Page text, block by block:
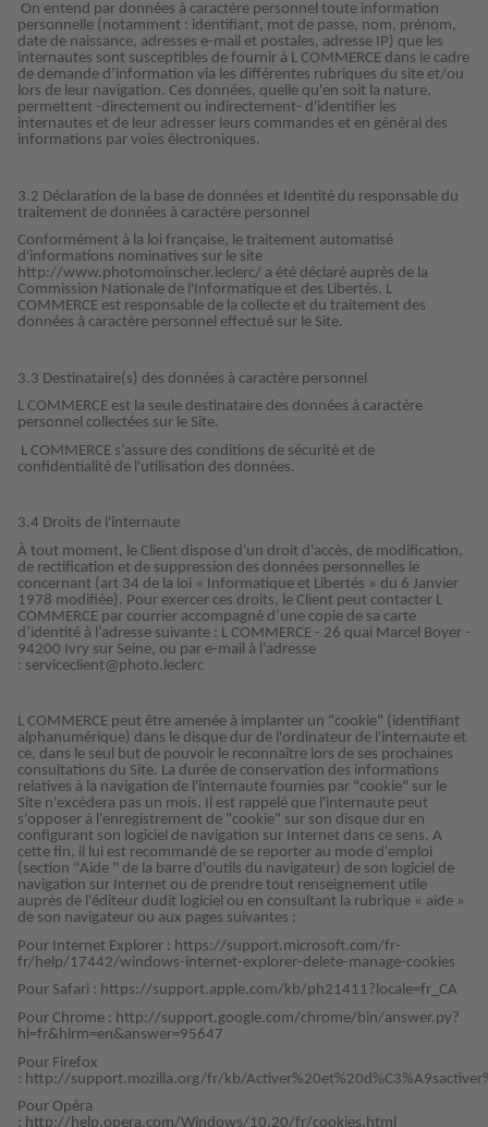
On entend par données à caractère personnel toute information
personnelle (notamment : identifiant, mot de passe, nom, prénom,
date de naissance, adresses e-mail et postales, adresse IP) que les
internautes sont susceptibles de fournir à L COMMERCE dans le cadre
de demande d’information via les différentes rubriques du site et/ou
lors de leur navigation. Ces données, quelle qu'en soit la nature,
permettent -directement ou indirectement- d'identifier les
internautes et de leur adresser leurs commandes et en général des
informations par voies électroniques.
3.2 Déclaration de la base de données et Identité du responsable du
traitement de données à caractère personnel
Conformément à la loi française, le traitement automatisé
d'informations nominatives sur le site
http://www.photomoinscher.leclerc/ a été déclaré auprès de la
Commission Nationale de l'Informatique et des Libertés. L
COMMERCE est responsable de la collecte et du traitement des
données à caractère personnel effectué sur le Site.
3.3 Destinataire(s) des données à caractère personnel
L COMMERCE est la seule destinataire des données à caractère
personnel collectées sur le Site.
L COMMERCE s’assure des conditions de sécurité et de
confidentialité de l'utilisation des données.
3.4 Droits de l'internaute
À tout moment, le Client dispose d'un droit d'accès, de modification,
de rectification et de suppression des données personnelles le
concernant (art 34 de la loi « Informatique et Libertés » du 6 Janvier
1978 modifiée). Pour exercer ces droits, le Client peut contacter L
COMMERCE par courrier accompagné d’une copie de sa carte
d’identité à l’adresse suivante : L COMMERCE - 26 quai Marcel Boyer -
94200 Ivry sur Seine, ou par e-mail à l’adresse
: serviceclient@photo.leclerc
L COMMERCE peut être amenée à implanter un "cookie" (identifiant
alphanumérique) dans le disque dur de l'ordinateur de l'internaute et
ce, dans le seul but de pouvoir le reconnaître lors de ses prochaines
consultations du Site. La durée de conservation des informations
relatives à la navigation de l'internaute fournies par "cookie" sur le
Site n'excèdera pas un mois. Il est rappelé que l'internaute peut
s'opposer à l'enregistrement de "cookie" sur son disque dur en
configurant son logiciel de navigation sur Internet dans ce sens. A
cette fin, il lui est recommandé de se reporter au mode d'emploi
(section "Aide " de la barre d'outils du navigateur) de son logiciel de
navigation sur Internet ou de prendre tout renseignement utile
auprès de l'éditeur dudit logiciel ou en consultant la rubrique « aide »
de son navigateur ou aux pages suivantes :
Pour Internet Explorer : https://support.microsoft.com/fr-
fr/help/17442/windows-internet-explorer-delete-manage-cookies
Pour Safari : https://support.apple.com/kb/ph21411?locale=fr_CA
Pour Chrome : http://support.google.com/chrome/bin/answer.py?
hl=fr&hlrm=en&answer=95647
Pour Firefox
: http://support.mozilla.org/fr/kb/
Pour Opéra
: http://help.opera.com/Windows/10.20/fr/cookies.html